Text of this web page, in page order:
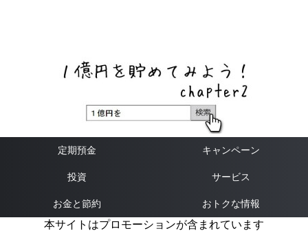
定期預金 キャンペーン
投資 サービス
お金と節約 おトクな情報
本サイトはプロモーションが含まれています